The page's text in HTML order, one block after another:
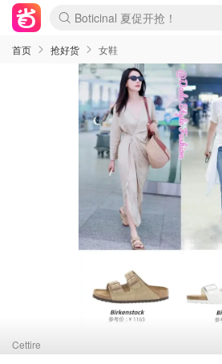
4折！lulu周四疯狂上新
还没结束！&OtherStories大促
Joybuy变相75折 随时失效
速领！Stanley独家85折
疑似霸哥！Camper额外叠85折
Zalando 奥莱闪促！每日更新
Moncler反季囤！5折起+叠9折
Coach Brooklyn仅€192
首页 抢好货 女鞋
Cettire